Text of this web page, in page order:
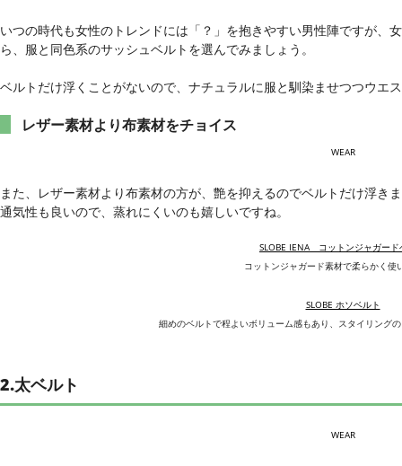
いつの時代も女性のトレンドには「？」を抱きやすい男性陣ですが、
ら、服と同色系のサッシュベルトを選んでみましょう。
ベルトだけ浮くことがないので、ナチュラルに服と馴染ませつつウエ
レザー素材より布素材をチョイス
WEAR
また、レザー素材より布素材の方が、艶を抑えるのでベルトだけ浮き
通気性も良いので、蒸れにくいのも嬉しいですね。
SLOBE IENA コットンジャガード
コットンジャガード素材で柔らかく使
SLOBE ホソベルト
細めのベルトで程よいボリューム感もあり、スタイリング
2.太ベルト
WEAR